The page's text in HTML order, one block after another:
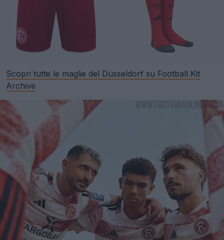
Scopri tutte le maglie del Düsseldorf su Football Kit
Archive